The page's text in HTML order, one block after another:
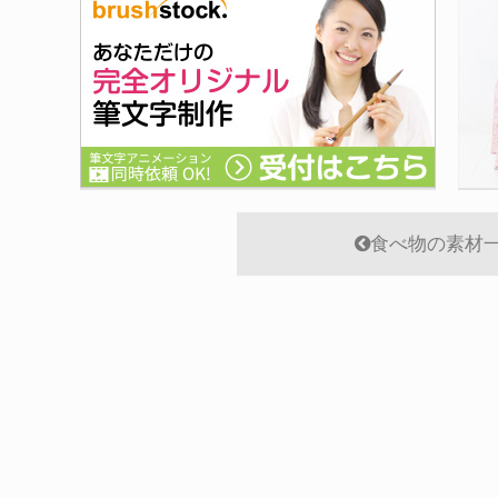
食べ物の素材